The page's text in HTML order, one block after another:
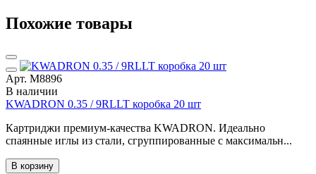
Похожие товары
Арт. М8896
В наличии
KWADRON 0.35 / 9RLLT коробка 20 шт
Картриджи премиум-качества KWADRON. Идеально
спаянные иглы из стали, сгруппированные с максимальн...
В корзину